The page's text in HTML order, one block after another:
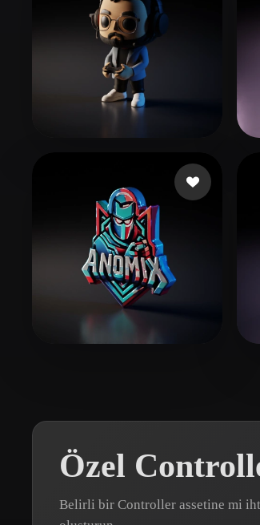
Photorealistic
80 beğeni
Özel
Belirli bir Controller assetine mi